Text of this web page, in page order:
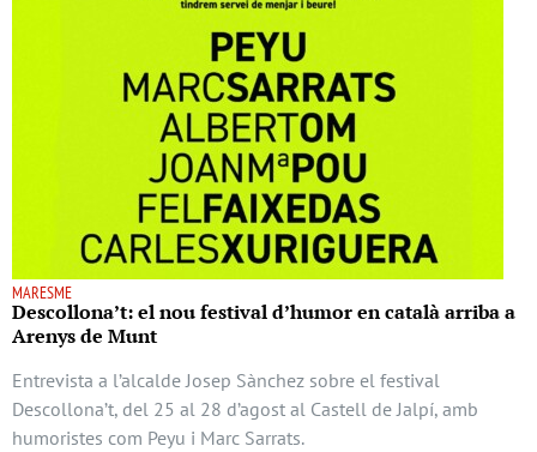
MARESME
Descollona’t: el nou festival d’humor en català arriba a
Arenys de Munt
Entrevista a l’alcalde Josep Sànchez sobre el festival
Descollona’t, del 25 al 28 d’agost al Castell de Jalpí, amb
humoristes com Peyu i Marc Sarrats.